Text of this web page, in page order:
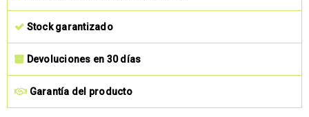
Stock garantizado
Devoluciones en 30 días
Garantía del producto